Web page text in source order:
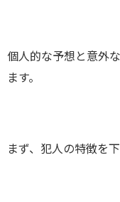
個人的な予想と意外
ます。
まず、犯人の特徴を